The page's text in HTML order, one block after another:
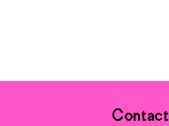
Contact